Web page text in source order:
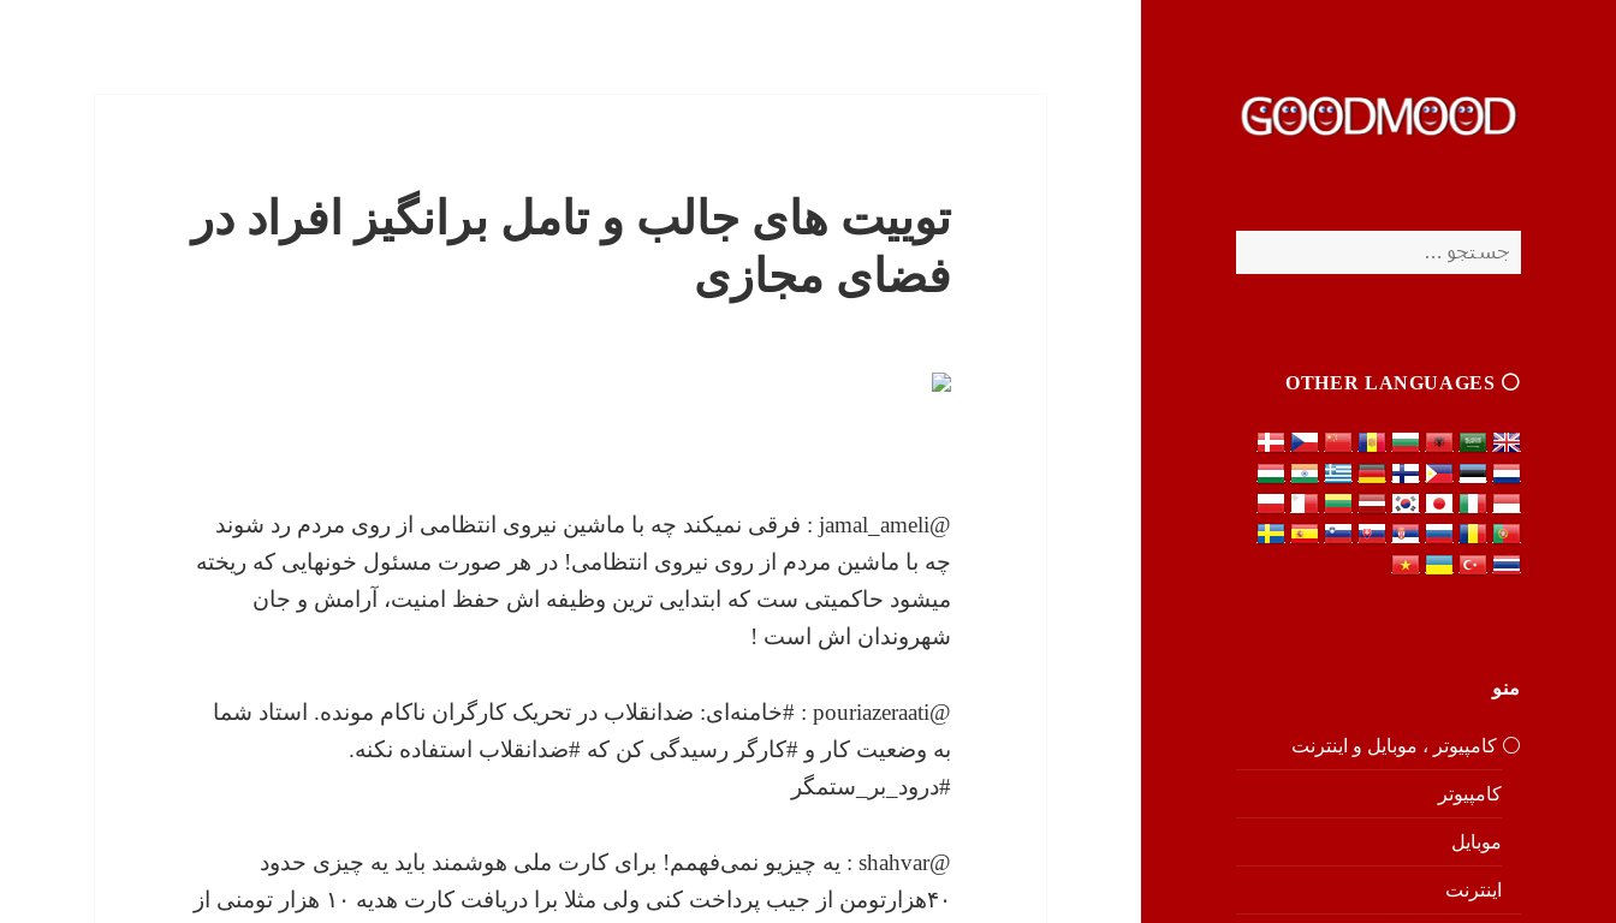
برای:
⚪️ OTHER LANGUAGES
منو
⚪️ کامپیوتر ، موبایل و اینترنت
کامپیوتر
موبایل
اینترنت
توییت های جالب و تامل برانگیز افراد در
فضای مجازی
@jamal_ameli : فرقی نمیکند چه با ماشین نیروی انتظامی از روی مردم رد شوند
چه با ماشین مردم از روی نیروی انتظامی! در هر صورت مسئول خونهایی که ریخته
میشود حاکمیتی ست که ابتدایی ترین وظیفه اش حفظ امنیت، آرامش و جان
شهروندان اش است !
@pouriazeraati : #خامنه‌ای: ضدانقلاب در تحریک کارگران ناکام مونده. استاد شما
به وضعیت کار و #کارگر رسیدگى کن که #ضدانقلاب استفاده نکنه.
#درود_بر_ستمگر
@shahvar : یه چیزیو نمی‌فهمم! برای کارت ملی هوشمند باید یه چیزی حدود
۴۰هزارتومن از جیب پرداخت کنی ولی مثلا برا دریافت کارت هدیه ۱۰ هزار تومنی از